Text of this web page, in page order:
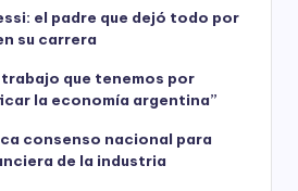
el padre que dejó todo por
su carrera
que tenemos por
la economía argentina”
consenso nacional para
de la industria